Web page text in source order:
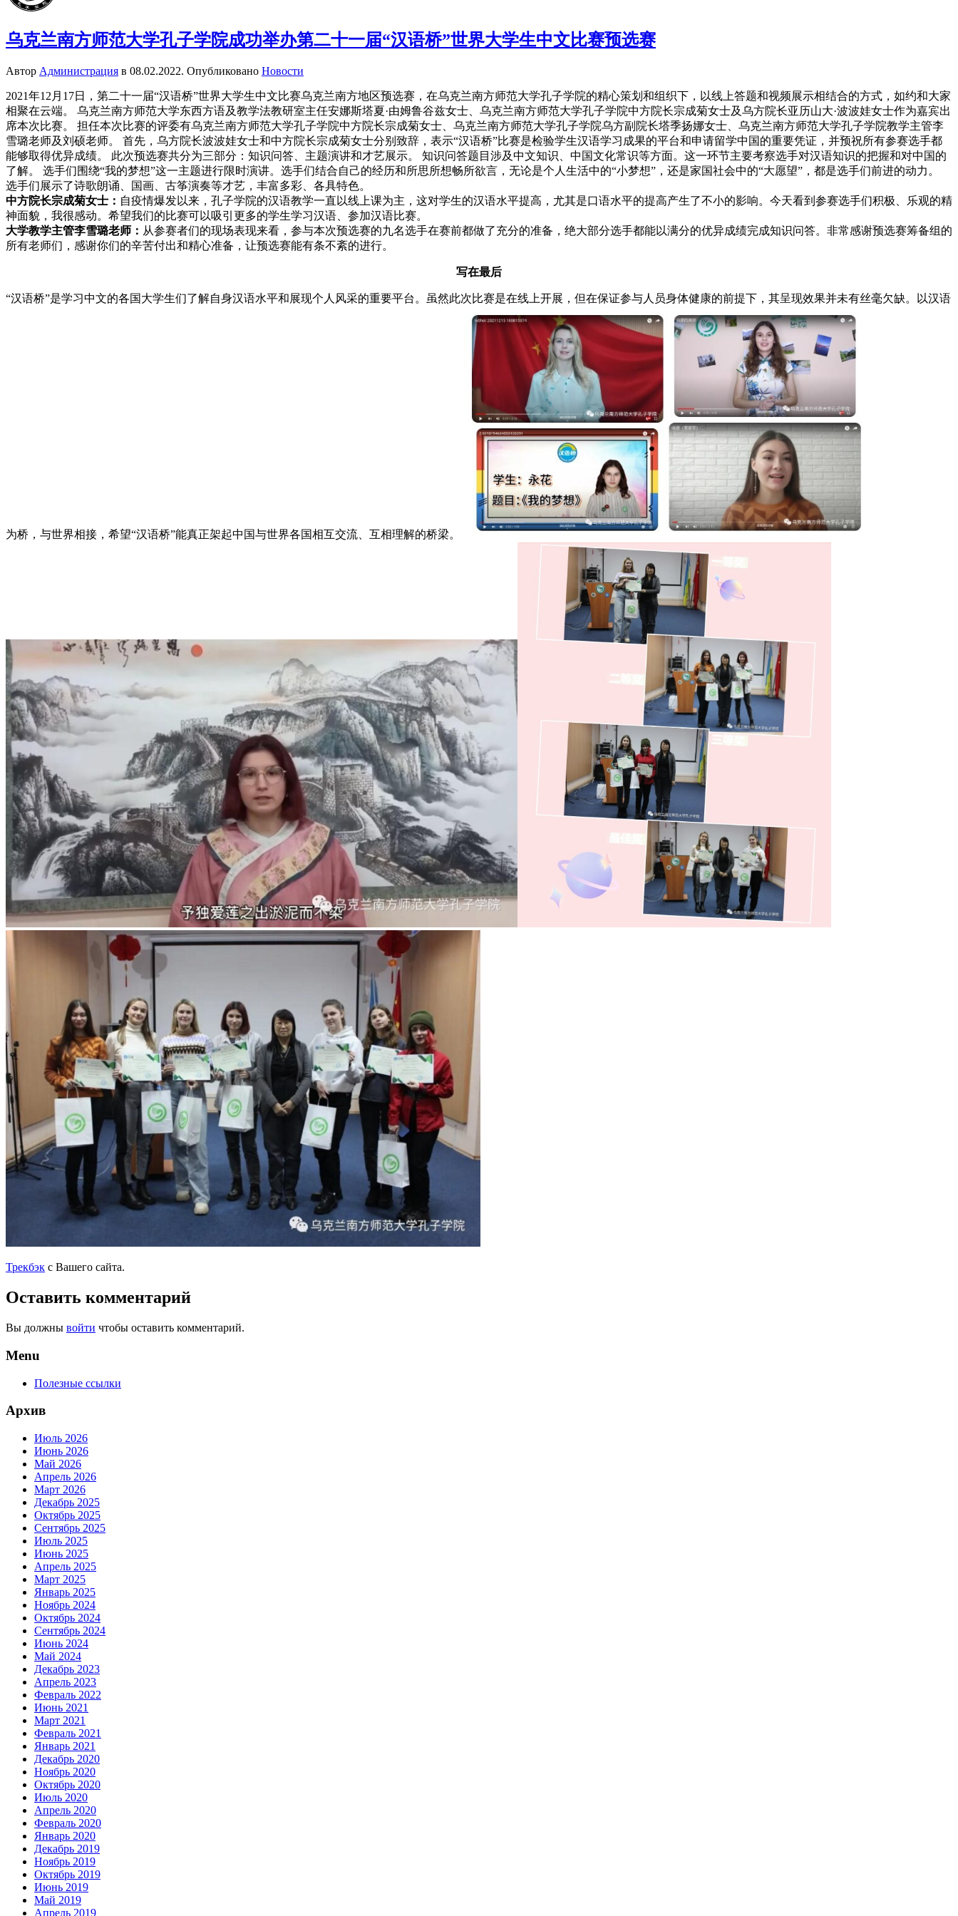
乌克兰南方师范大学孔子学院成功举办第二十一届“汉语桥”世界大学生中文比赛预选赛
Автор Администрация в 08.02.2022. Опубликовано Новости
2021年12月17日，第二十一届“汉语桥”世界大学生中文比赛乌克兰南方地区预选赛，在乌克兰南方师范大学孔子学院的精心策划和组织下，以线上答题和视频展示相结合的方式，如约和大家
相聚在云端。 乌克兰南方师范大学东西方语及教学法教研室主任安娜斯塔夏·由姆鲁谷兹女士、乌克兰南方师范大学孔子学院中方院长宗成菊女士及乌方院长亚历山大·波波娃女士作为嘉宾出
席本次比赛。 担任本次比赛的评委有乌克兰南方师范大学孔子学院中方院长宗成菊女士、乌克兰南方师范大学孔子学院乌方副院长塔季扬娜女士、乌克兰南方师范大学孔子学院教学主管李
雪璐老师及刘硕老师。 首先，乌方院长波波娃女士和中方院长宗成菊女士分别致辞，表示“汉语桥”比赛是检验学生汉语学习成果的平台和申请留学中国的重要凭证，并预祝所有参赛选手都
能够取得优异成绩。 此次预选赛共分为三部分：知识问答、主题演讲和才艺展示。 知识问答题目涉及中文知识、中国文化常识等方面。这一环节主要考察选手对汉语知识的把握和对中国的
了解。 选手们围绕“我的梦想”这一主题进行限时演讲。选手们结合自己的经历和所思所想畅所欲言，无论是个人生活中的“小梦想”，还是家国社会中的“大愿望”，都是选手们前进的动力。
选手们展示了诗歌朗诵、国画、古筝演奏等才艺，丰富多彩、各具特色。
中方院长宗成菊女士： 自疫情爆发以来，孔子学院的汉语教学一直以线上课为主，这对学生的汉语水平提高，尤其是口语水平的提高产生了不小的影响。今天看到参赛选手们积极、乐观的精
神面貌，我很感动。希望我们的比赛可以吸引更多的学生学习汉语、参加汉语比赛。
大学教学主管李雪璐老师： 从参赛者们的现场表现来看，参与本次预选赛的九名选手在赛前都做了充分的准备，绝大部分选手都能以满分的优异成绩完成知识问答。非常感谢预选赛筹备组的
所有老师们，感谢你们的辛苦付出和精心准备，让预选赛能有条不紊的进行。
写在最后
“汉语桥”是学习中文的各国大学生们了解自身汉语水平和展现个人风采的重要平台。虽然此次比赛是在线上开展，但在保证参与人员身体健康的前提下，其呈现效果并未有丝毫欠缺。以汉语
为桥，与世界相接，希望“汉语桥”能真正架起中国与世界各国相互交流、互相理解的桥梁。
Трекбэк с Вашего сайта.
Оставить комментарий
Вы должны войти чтобы оставить комментарий.
Menu
Полезные ссылки
Архив
Июль 2026
Июнь 2026
Май 2026
Апрель 2026
Март 2026
Декабрь 2025
Октябрь 2025
Сентябрь 2025
Июль 2025
Июнь 2025
Апрель 2025
Март 2025
Январь 2025
Ноябрь 2024
Октябрь 2024
Сентябрь 2024
Июнь 2024
Май 2024
Декабрь 2023
Апрель 2023
Февраль 2022
Июнь 2021
Март 2021
Февраль 2021
Январь 2021
Декабрь 2020
Ноябрь 2020
Октябрь 2020
Июль 2020
Апрель 2020
Февраль 2020
Январь 2020
Декабрь 2019
Ноябрь 2019
Октябрь 2019
Июнь 2019
Май 2019
Апрель 2019